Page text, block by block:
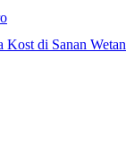
Kost di Sanan Wetan